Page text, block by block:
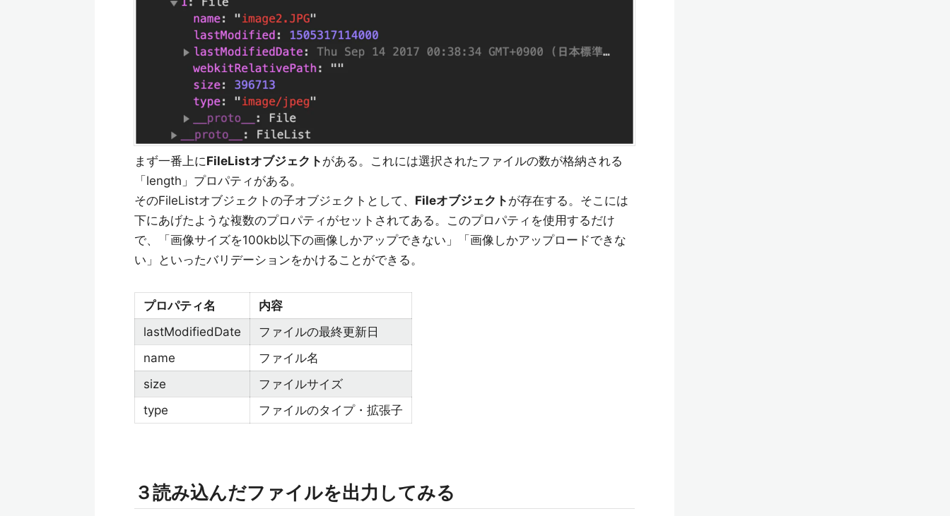
まず一番上にFileListオブジェクト がある。これには選択されたファイルの数が格納される
「length」プロパティがある。
そのFileListオブジェクトの子オブジェクトとして、 Fileオブジェクト が存在する。そこには
下にあげたような複数のプロパティがセットされてある。このプロパティを使用するだけ
で、「画像サイズを100kb以下の画像しかアップできない」「画像しかアップロードできな
い」といったバリデーションをかけることができる。
プロパティ名
内容
lastModifiedDate
ファイルの最終更新日
name
ファイル名
size
ファイルサイズ
type
ファイルのタイプ・拡張子
３読み込んだファイルを出力してみる